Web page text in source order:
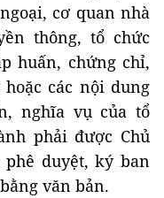
cơ quan nhà
thông, tổ chức
huấn, chứng chỉ,
các nội dung
nghĩa vụ của tổ
phải được Chủ
duyệt, ký ban
văn bản.